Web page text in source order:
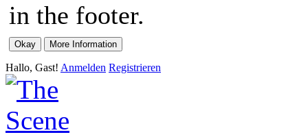
in the footer.
Hallo, Gast! Anmelden Registrieren